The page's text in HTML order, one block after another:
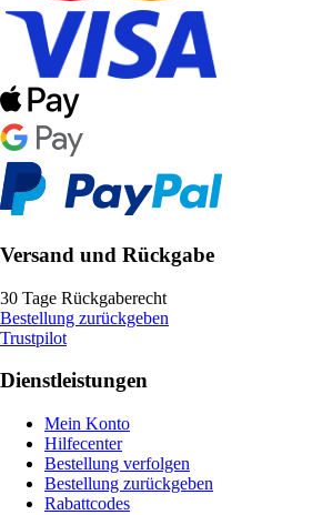
Versand und Rückgabe
30 Tage Rückgaberecht
Bestellung zurückgeben
Trustpilot
Dienstleistungen
Mein Konto
Hilfecenter
Bestellung verfolgen
Bestellung zurückgeben
Rabattcodes